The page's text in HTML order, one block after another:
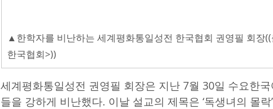
▲한학자를 비난하는 세계평화통일성전 한국협회 권영필 회장
한국협회>))
세계평화통일성전 권영필 회장은 지난 7월 30일 수요한
들을 강하게 비난했다. 이날 설교의 제목은 ‘독생녀의 몰